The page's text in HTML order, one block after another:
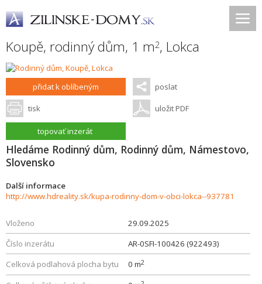
Koupě, rodinný dům, 1 m2, Lokca
přidat k oblíbeným poslat
tisk uložit PDF
topovať inzerát
Hledáme Rodinný dům, Rodinný dům, Námestovo,
Slovensko
Další informace
http://www.hdreality.sk/kupa-rodinny-dom-v-obci-lokca--937781
Vloženo
29.09.2025
Číslo inzerátu
AR-0SFI-100426 (922493)
Celková podlahová plocha bytu
0 m2